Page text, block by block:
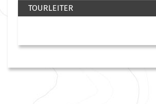
TOURLEITER